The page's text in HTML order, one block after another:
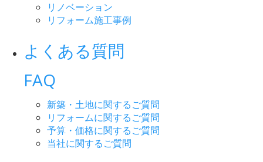
リノベーション
リフォーム施工事例
よくある質問
FAQ
新築・土地に関するご質問
リフォームに関するご質問
予算・価格に関するご質問
当社に関するご質問